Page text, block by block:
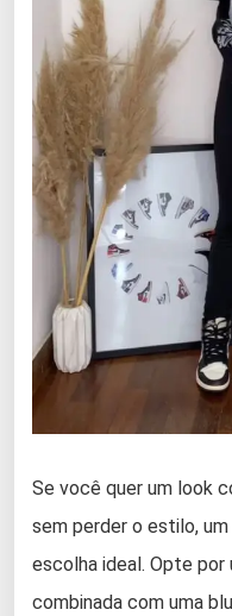
Se você quer um look
sem perder o estilo,
escolha ideal. Opte
combinada com uma